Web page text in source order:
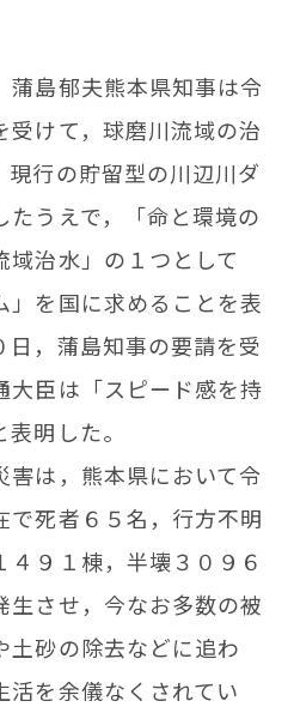
島郁夫熊本県知事は令
受けて，球磨川流域の治
現行の貯留型の川辺川ダ
たうえで，「命と環境の
治水」の１つとして
」を国に求めることを表
日，蒲島知事の要請を受
大臣は「スピード感を持
明した。
は，熊本県において令
で死者６５名，行方不明
９１棟，半壊３０９６
生させ，今なお多数の被
土砂の除去などに追わ
活を余儀なくされてい